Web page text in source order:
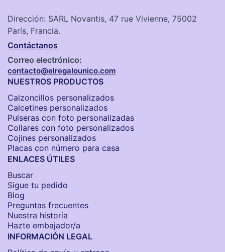
Dirección: SARL Novantis, 47 rue Vivienne, 75002
París, Francia.
Contáctanos
Correo electrónico:
contacto@elregalounico.com
NUESTROS PRODUCTOS
Calzoncillos personalizados​
Calcetines personalizados
Pulseras con foto personalizadas
Collares con foto personalizados
Cojines personalizados
Placas con número para casa
ENLACES ÚTILES
Buscar
Sigue tu pedido
Blog
Preguntas frecuentes
Nuestra historia
Hazte embajador/a
INFORMACIÓN LEGAL